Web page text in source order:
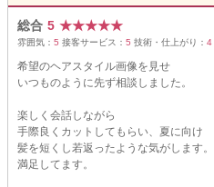
総合 5 ★★★★★
雰囲気： 5 接客サービス： 5 技術・仕上がり： 4
希望のヘアスタイル画像を見せ
いつものように先ず相談しました。
楽しく会話しながら
手際良くカットしてもらい、夏に向け
髪を短くし若返ったような気がします。
満足してます。